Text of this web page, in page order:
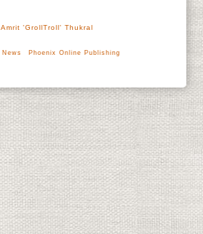
Amrit 'GrollTroll' Thukral
News Phoenix Online Publishing